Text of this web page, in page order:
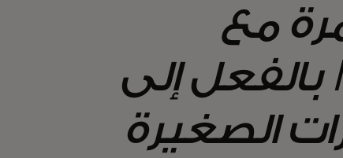
مع
Mastercard Community Pass بالفعل إلى
الصغيرة